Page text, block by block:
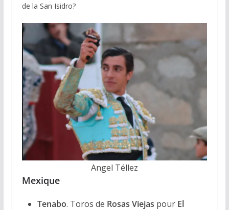
de la San Isidro?
Angel Téllez
Mexique
Tenabo. Toros de Rosas Viejas pour El